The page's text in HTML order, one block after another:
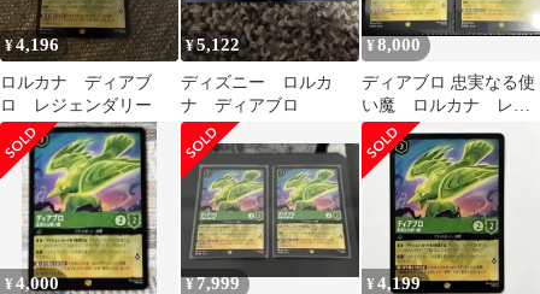
¥4,196
ロルカナ ディアブ
ロ レジェンダリー
¥5,122
ディズニー ロルカ
ナ ディアブロ
¥8,000
ディアブロ 忠実なる使
い魔 ロルカナ レジ
ェンダリー
¥4,000 ¥7,999 ¥4,199